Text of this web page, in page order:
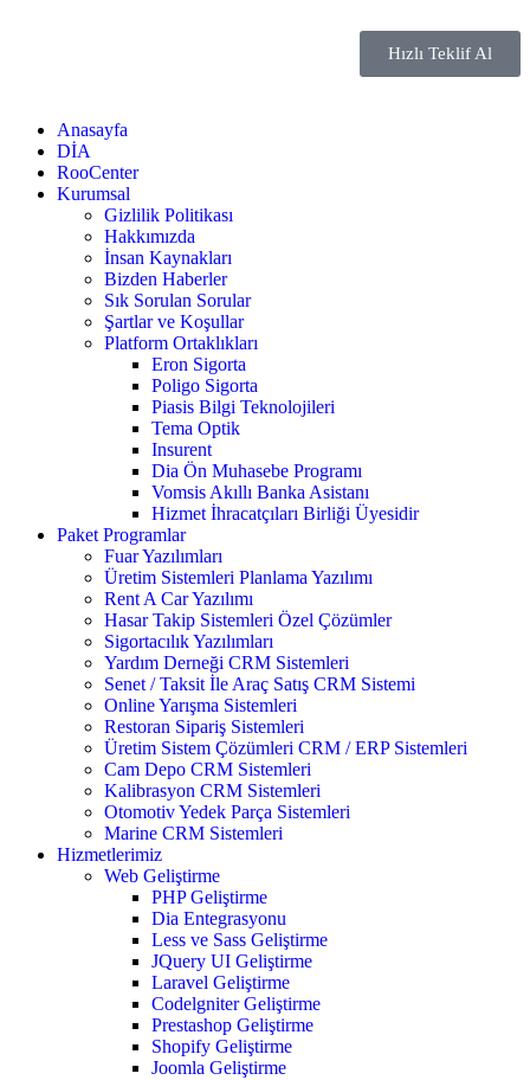
Hızlı Teklif Al
Anasayfa
DİA
RooCenter
Kurumsal
Gizlilik Politikası
Hakkımızda
İnsan Kaynakları
Bizden Haberler
Sık Sorulan Sorular
Şartlar ve Koşullar
Platform Ortaklıkları
Eron Sigorta
Poligo Sigorta
Piasis Bilgi Teknolojileri
Tema Optik
Insurent
Dia Ön Muhasebe Programı
Vomsis Akıllı Banka Asistanı
Hizmet İhracatçıları Birliği Üyesidir
Paket Programlar
Fuar Yazılımları
Üretim Sistemleri Planlama Yazılımı
Rent A Car Yazılımı
Hasar Takip Sistemleri Özel Çözümler
Sigortacılık Yazılımları
Yardım Derneği CRM Sistemleri
Senet / Taksit İle Araç Satış CRM Sistemi
Online Yarışma Sistemleri
Restoran Sipariş Sistemleri
Üretim Sistem Çözümleri CRM / ERP Sistemleri
Cam Depo CRM Sistemleri
Kalibrasyon CRM Sistemleri
Otomotiv Yedek Parça Sistemleri
Marine CRM Sistemleri
Hizmetlerimiz
Web Geliştirme
PHP Geliştirme
Dia Entegrasyonu
Less ve Sass Geliştirme
JQuery UI Geliştirme
Laravel Geliştirme
Codelgniter Geliştirme
Prestashop Geliştirme
Shopify Geliştirme
Joomla Geliştirme